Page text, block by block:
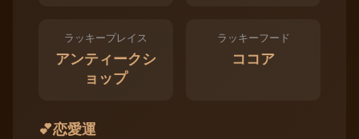
ラッキープレイス
アンティークシ
ョップ
ラッキーフード
ココア
💕恋愛運